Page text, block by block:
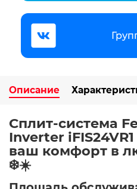
Описание
Сплит-система
Inverter
ваш комфорт в
❄️☀️